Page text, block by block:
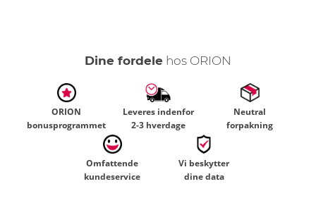
Dine fordele hos ORION
ORION
bonusprogrammet
Leveres indenfor
2-3 hverdage
Neutral
forpakning
Omfattende
kundeservice
Vi beskytter
dine data